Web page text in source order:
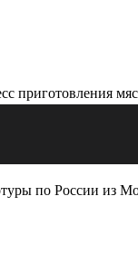
по России из